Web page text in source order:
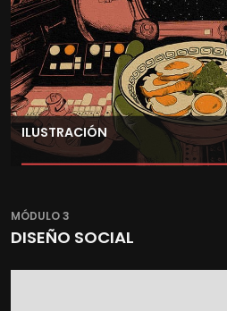
ILUSTRACIÓN
técnicas digitales de dibujo y
visuales únicas.
MÓDULO 3
DISEÑO SOCIAL